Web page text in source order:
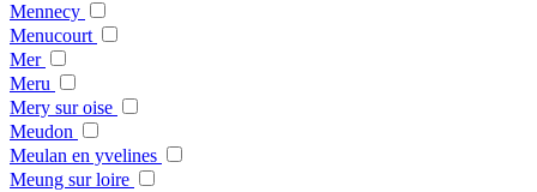
Mennecy
Menucourt
Mer
Meru
Mery sur oise
Meudon
Meulan en yvelines
Meung sur loire